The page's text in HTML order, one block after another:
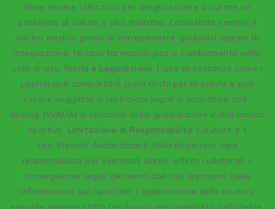
deve essere utilizzato per diagnosticare o curare un
problema di salute o una malattia. Consultate sempre il
vostro medico prima di intraprendere qualsiasi regime di
integrazione, terapia farmacologica o cambiamento nello
stile di vita. Rischi e Legislazione: L’uso di sostanze come i
peptidi può comportare gravi rischi per la salute e può
essere soggetto a restrizioni legali o normative anti-
doping (WADA) a seconda della giurisdizione e dell’ambito
sportivo. Limitazione di Responsabilità: L’autore e il
sito Steroidi Anabolizzanti Italiadeclinano ogni
responsabilità per eventuali danni, effetti collaterali o
conseguenze legali derivanti dall’uso improprio delle
informazioni qui riportate. L’applicazione delle nozioni
esposte avviene sotto l’esclusiva responsabilità dell’utente.